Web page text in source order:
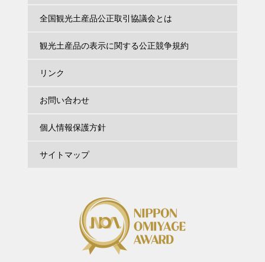
全国観光土産品公正取引協議会とは
観光土産品の表示に関する公正競争規約
リンク
お問い合わせ
個人情報保護方針
サイトマップ